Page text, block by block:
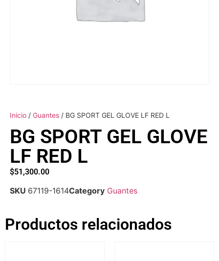
Inicio / Guantes / BG SPORT GEL GLOVE LF RED L
BG SPORT GEL GLOVE
LF RED L
$51,300.00
SKU 67119-1614Category Guantes
Productos relacionados